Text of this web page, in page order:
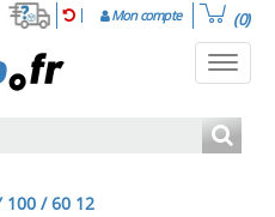
Mon compte (0)
100 / 60 12